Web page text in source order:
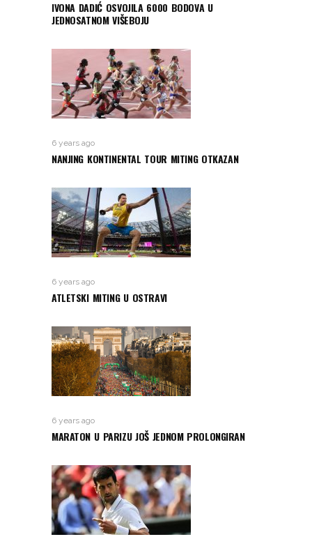
IVONA DADIĆ OSVOJILA 6000 BODOVA U
JEDNOSATNOM VIŠEBOJU
6 years ago
NANJING KONTINENTAL TOUR MITING OTKAZAN
6 years ago
ATLETSKI MITING U OSTRAVI
6 years ago
MARATON U PARIZU JOŠ JEDNOM PROLONGIRAN